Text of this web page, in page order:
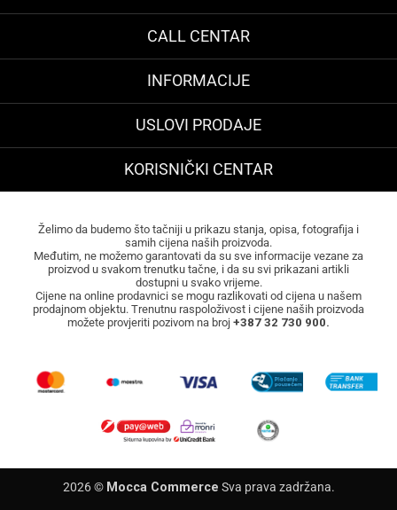
CALL CENTAR
INFORMACIJE
USLOVI PRODAJE
KORISNIČKI CENTAR
Želimo da budemo što tačniji u prikazu stanja, opisa, fotografija i
samih cijena naših proizvoda.
Međutim, ne možemo garantovati da su sve informacije vezane za
proizvod u svakom trenutku tačne, i da su svi prikazani artikli
dostupni u svako vrijeme.
Cijene na online prodavnici se mogu razlikovati od cijena u našem
prodajnom objektu. Trenutnu raspoloživost i cijene naših proizvoda
možete provjeriti pozivom na broj +387 32 730 900.
2026 © Mocca Commerce Sva prava zadržana.